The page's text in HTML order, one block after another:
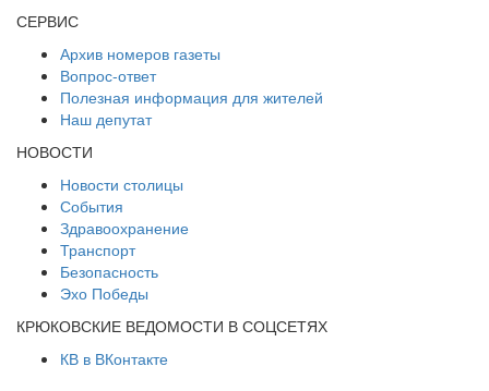
СЕРВИС
Архив номеров газеты
Вопрос-ответ
Полезная информация для жителей
Наш депутат
НОВОСТИ
Новости столицы
События
Здравоохранение
Транспорт
Безопасность
Эхо Победы
КРЮКОВСКИЕ ВЕДОМОСТИ В СОЦСЕТЯХ
КВ в ВКонтакте